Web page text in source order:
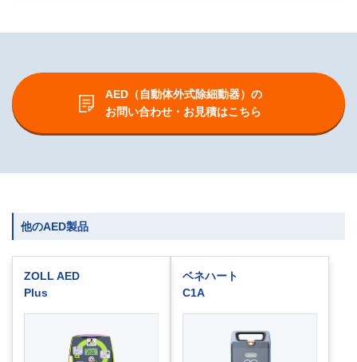
AED（自動体外式除細動器）の
お問い合わせ・お見積はこちら
他のAED製品
ZOLL AED
Plus
ベネハート
C1A